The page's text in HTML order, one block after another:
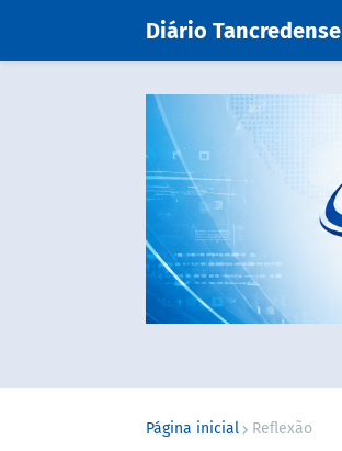
Diário Tancredense
Página inicial Reflexão